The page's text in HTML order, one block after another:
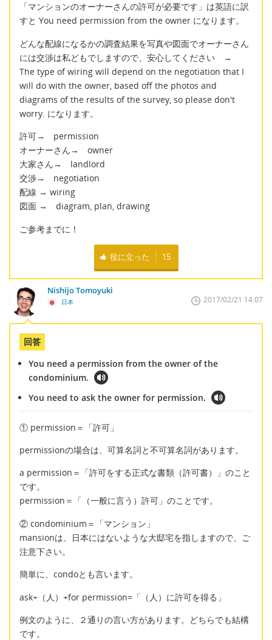
「マンションのオーナーさんの許可が必要です」は英語に訳
すと You need permission from the owner になります。
どんな配線になるかの調査結果を写真や図面でオーナーさん
には交渉は私どもでしますので、安心してください →
The type of wiring will depend on the negotiation that I
will do with the owner, based off the photos and
diagrams of the results of the survey, so please don't
worry. になります。
許可→ permission
オーナーさん→ owner
大家さん→ landlord
交渉→ negotiation
配線 → wiring
図面 → diagram, plan, drawing
ご参考までに！
役に立った 15
Nishijo Tomoyuki
日本 2017/02/21 14:07
回答
You need a permission from the owner of the
condominium.
You need to ask the owner for permission.
① permission＝「許可」
permissionの場合は、可算名詞と不可算名詞があります。
a permission＝「許可をする正式な書類（許可書）」のこと
です。
permission＝「（一般に言う）許可」のことです。
② condominium＝「マンション」
mansionは、日本にはないような大邸宅を指しますので、ご
注意下さい。
簡単に、condoとも言います。
ask+（人）+for permission=「（人）に許可を得る」
例文のように、２通りの言い方があります。どちらでも結構
です。